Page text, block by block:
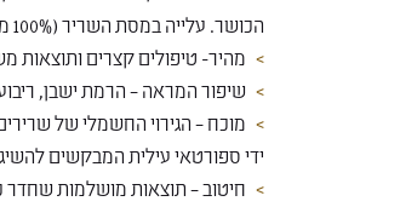
הכושר. עלייה במסת השריר (100% מהשריר (סיבים איטיים, לא כמו בחדר כושר)
מהיר- טיפולים קצרים ותוצאות
שיפור המראה – הרמת ישבן,
ידי ספורטאי עילית המבקשים
חיטוב – תוצאות מושלמות שחדר